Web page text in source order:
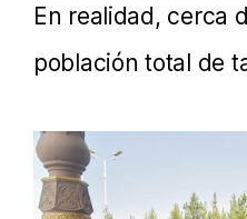
En realidad, cerca
población total de